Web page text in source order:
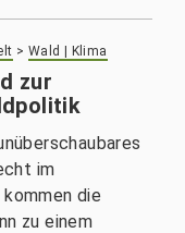
> Wald | Klima
zur
im
die
zu einem